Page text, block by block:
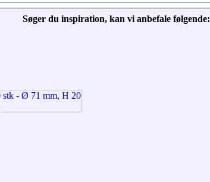
Søger du inspiration, kan vi anbefale følgende: